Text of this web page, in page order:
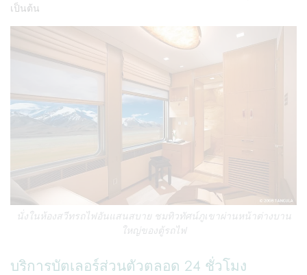
เป็นต้น
นั่งในห้องสวีทรถไฟอันแสนสบาย ชมทิวทัศน์ภูเขาผ่านหน้าต่างบาน
ใหญ่ของตู้รถไฟ
บริการบัตเลอร์ส่วนตัวตลอด 24 ชั่วโมง